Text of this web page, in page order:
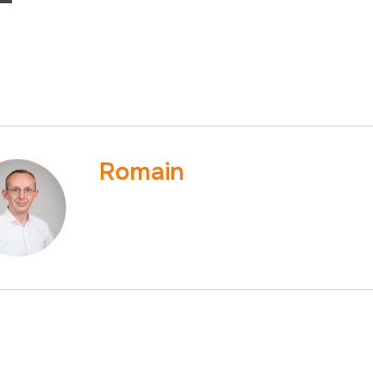
Romain